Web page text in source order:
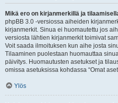
Mikä ero on kirjanmerkillä ja
phpBB 3.0 -versiossa aiheiden
kirjanmerkit. Sinua ei huomautettu jos
versiosta lähtien kirjanmerkit toimivat
Voit saada ilmoituksen kun aihe josta
Tilaaminen puolestaan huomauttaa
päivitys. Huomautusten asetukset ja
omissa asetuksissa kohdassa “Omat
Ylös